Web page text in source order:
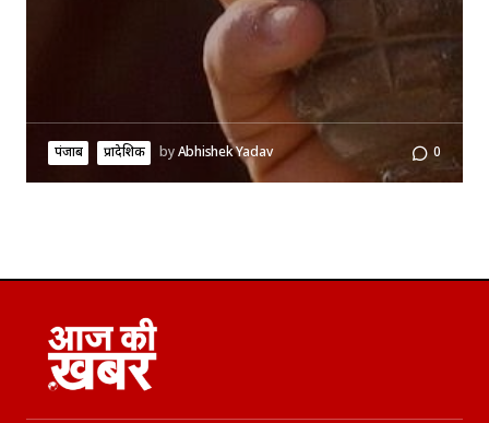
पंजाब प्रादेशिक byAbhishek Yadav 0